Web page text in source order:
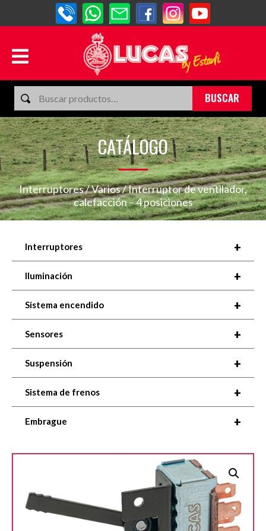
CATÁLOGO
Interruptores/Varios/ Interruptor de ventilador,
calefacción – 4 posiciones
+
Interruptores
+
Iluminación
+
Sistema encendido
+
Sensores
+
Suspensión
+
Sistema de frenos
+
Embrague
BUSCAR